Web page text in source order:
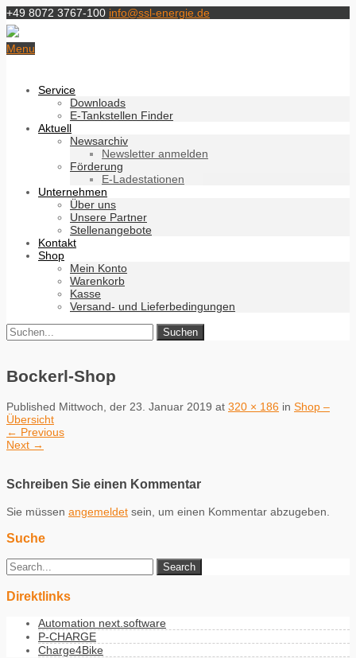
+49 8072 3767-100 info@ssl-energie.de
Menu
Service
Downloads
E-Tankstellen Finder
Aktuell
Newsarchiv
Newsletter anmelden
Förderung
E-Ladestationen
Unternehmen
Über uns
Unsere Partner
Stellenangebote
Kontakt
Shop
Mein Konto
Warenkorb
Kasse
Versand- und Lieferbedingungen
Bockerl-Shop
Published Mittwoch, der 23. Januar 2019 at 320 × 186 in Shop –
Übersicht
← Previous
Next →
Schreiben Sie einen Kommentar
Sie müssen angemeldet sein, um einen Kommentar abzugeben.
Suche
Direktlinks
Automation next.software
P-CHARGE
Charge4Bike